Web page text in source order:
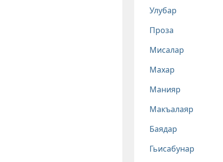
Улубар
Проза
Мисалар
Махар
Манияр
Макъалаяр
Баядар
Гьисабунар